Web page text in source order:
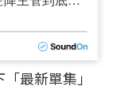
最新單集」